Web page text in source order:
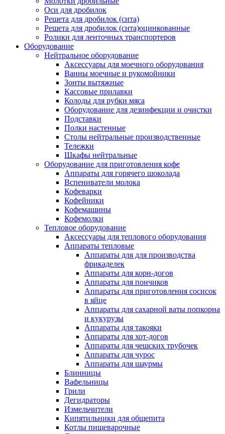
Оси для дробилок
Решета для дробилок (сита)
Решета для дробилок (сита)оцинкованные
Ролики для ленточных транспортеров
Оборудование
Нейтральное оборудование
Аксессуары для моечного оборудования
Ванны моечные и рукомойники
Зонты вытяжные
Кассовые прилавки
Колоды для рубки мяса
Оборудование для дезинфекции и очистки
Подставки
Полки настенные
Столы нейтральные производственные
Тележки
Шкафы нейтральные
Оборудование для приготовления кофе
Аппараты для горячего шоколада
Вспениватели молока
Кофеварки
Кофейники
Кофемашины
Кофемолки
Тепловое оборудование
Аксессуары для теплового оборудования
Аппараты тепловые
Аппараты для для производства
фрикаделек
Аппараты для корн-догов
Аппараты для пончиков
Аппараты для приготовления сосисок
в яйце
Аппараты для сахарной ваты попкорна
и кукурузы
Аппараты для такояки
Аппараты для хот-догов
Аппараты для чешских трубочек
Аппараты для чурос
Аппараты для шаурмы
Блинницы
Вафельницы
Грили
Дегидраторы
Измельчители
Кипятильники для общепита
Котлы пищеварочные